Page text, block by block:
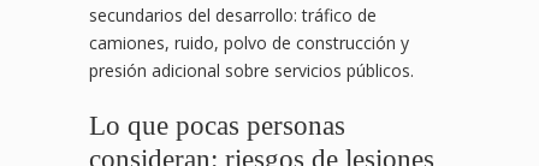
secundarios del desarrollo: tráfico de
camiones, ruido, polvo de construcción y
presión adicional sobre servicios públicos.
Lo que pocas personas
consideran: riesgos de lesiones